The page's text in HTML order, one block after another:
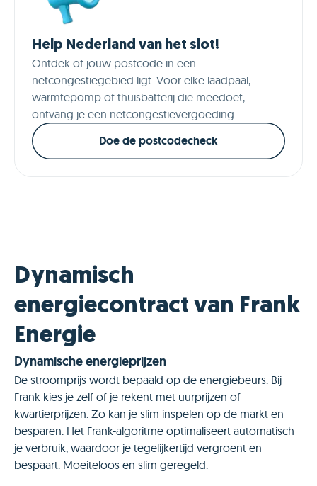
Help Nederland van het slot!
Ontdek of jouw postcode in een
netcongestiegebied ligt. Voor elke laadpaal,
warmtepomp of thuisbatterij die meedoet,
ontvang je een netcongestievergoeding.
Doe de postcodecheck
Dynamisch
energiecontract van Frank
Energie
Dynamische energieprijzen
De stroomprijs wordt bepaald op de energiebeurs. Bij
Frank kies je zelf of je rekent met uurprijzen of
kwartierprijzen. Zo kan je slim inspelen op de markt en
besparen. Het Frank-algoritme optimaliseert automatisch
je verbruik, waardoor je tegelijkertijd vergroent en
bespaart. Moeiteloos en slim geregeld.